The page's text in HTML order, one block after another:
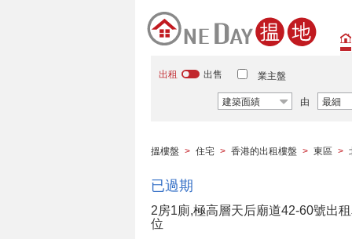
出租 出售 業主盤
建築面績 由 最細
搵樓盤 > 住宅 > 香港的出租樓盤 > 東區 >
已過期
2房1廁,極高層天后廟道42-60號出
位